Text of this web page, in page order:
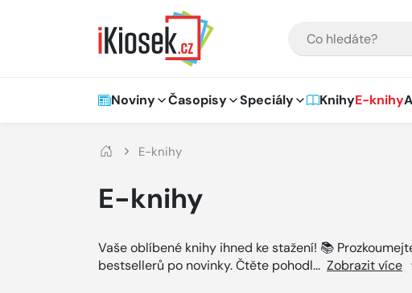
Hlavní navigace
Noviny Časopisy Speciály KnihyE-knihy
E-knihy
E-knihy
Vaše oblíbené knihy ihned ke stažení! 📚
bestsellerů po novinky. Čtěte pohodl... Zobrazit více